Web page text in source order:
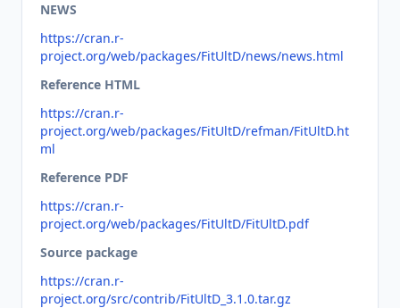
NEWS
https://cran.r-
project.org/web/packages/FitUltD/news/news.html
Reference HTML
https://cran.r-
project.org/web/packages/FitUltD/refman/FitUltD.ht
ml
Reference PDF
https://cran.r-
project.org/web/packages/FitUltD/FitUltD.pdf
Source package
https://cran.r-
project.org/src/contrib/FitUltD_3.1.0.tar.gz